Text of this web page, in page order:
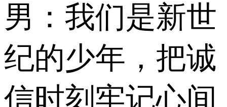
男：我们是新世
纪的少年，把诚
信时刻牢记心间